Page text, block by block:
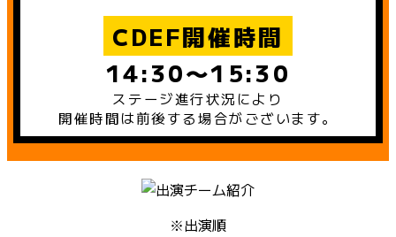
CDEF開催時間
14:30〜15:30
ステージ進行状況により
開催時間は前後する場合がございます。
※出演順